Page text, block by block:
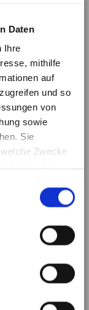
Daten
Ihre
mithilfe
auf
und so
von
sowie
Sie
Zwecke
Daten
im
zu